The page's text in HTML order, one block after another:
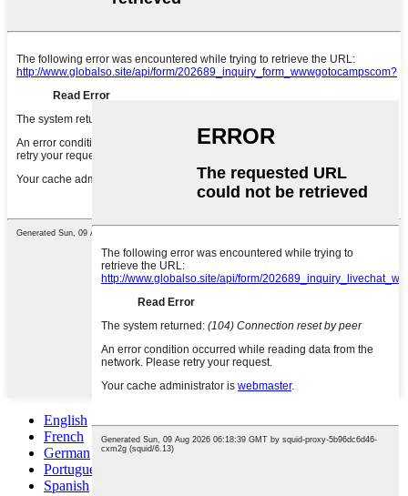
English
French
German
Portuguese
Spanish